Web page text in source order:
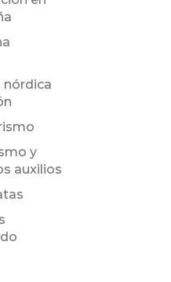
nórdica
y
auxilios